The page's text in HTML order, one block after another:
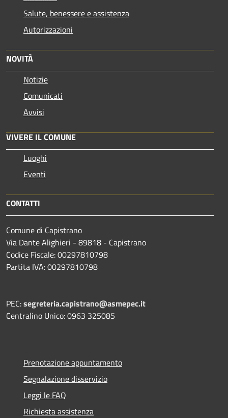
Salute, benessere e assistenza
Autorizzazioni
NOVITÀ
Notizie
Comunicati
Avvisi
VIVERE IL COMUNE
Luoghi
Eventi
CONTATTI
Comune di Capistrano
Via Dante Alighieri - 89818 - Capistrano
Codice Fiscale: 00297810798
Partita IVA: 00297810798
PEC:segreteria.capistrano@asmepec.it
Centralino Unico: 0963 325085
Prenotazione appuntamento
Segnalazione disservizio
Leggi le FAQ
Richiesta assistenza